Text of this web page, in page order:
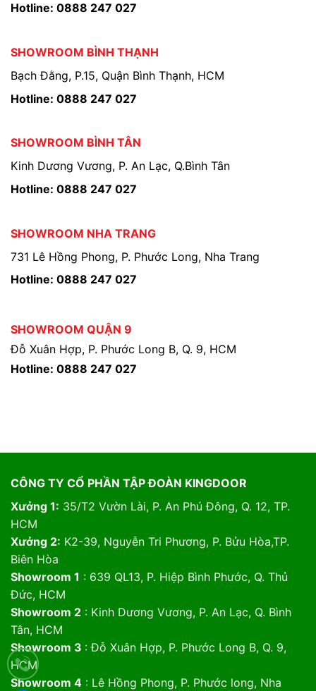
Hotline: 0888 247 027
SHOWROOM BÌNH THẠNH
Bạch Đằng, P.15, Quận Bình Thạnh, HCM
Hotline: 0888 247 027
SHOWROOM BÌNH TÂN
Kinh Dương Vương, P. An Lạc, Q.Bình Tân
Hotline: 0888 247 027
SHOWROOM NHA TRANG
731 Lê Hồng Phong, P. Phước Long, Nha Trang
Hotline: 0888 247 027
SHOWROOM QUẬN 9
Đỗ Xuân Hợp, P. Phước Long B, Q. 9, HCM
Hotline: 0888 247 027
CÔNG TY CỔ PHẦN TẬP ĐOÀN KINGDOOR
Xưởng 1: 35/T2 Vườn Lài, P. An Phú Đông, Q. 12, TP.
HCM
Xưởng 2: K2-39, Nguyễn Tri Phương, P. Bửu Hòa,TP.
Biên Hòa
Showroom 1 : 639 QL13, P. Hiệp Bình Phước, Q. Thủ
Đức, HCM
Showroom 2: Kinh Dương Vương, P. An Lạc, Q. Bình
Tân, HCM
Showroom 3 : Đỗ Xuân Hợp, P. Phước Long B, Q. 9,
HCM
Showroom 4: Lê Hồng Phong, P. Phước long, Nha